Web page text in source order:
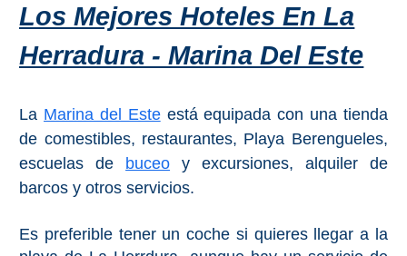
Los Mejores Hoteles En La
Herradura - Marina Del Este
La Marina del Esteestá equipada con una tienda
de comestibles, restaurantes, Playa Berengueles,
escuelas de buceo y excursiones, alquiler de
barcos y otros servicios.
Es preferible tener un coche si quieres llegar a la